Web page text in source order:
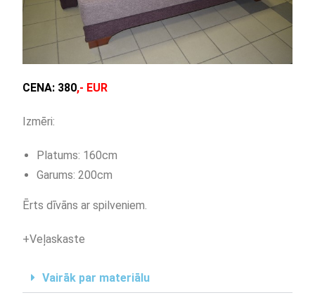
CENA: 380,- EUR
Izmēri:
Platums: 160cm
Garums: 200cm
Ērts dīvāns ar spilveniem.
+Veļaskaste
Vairāk par materiālu